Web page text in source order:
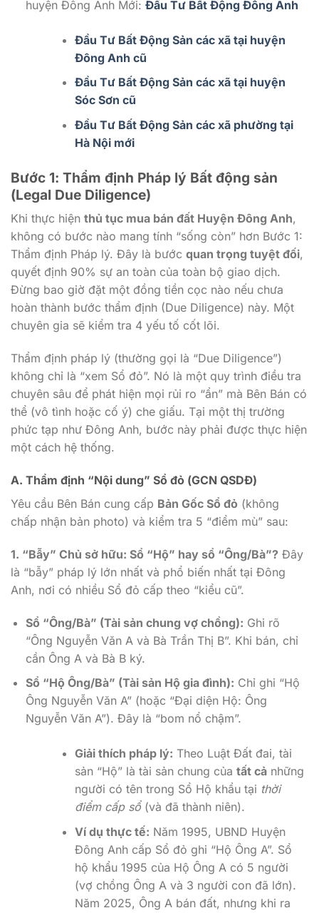
huyện Đông Anh Mới: Đầu Tư Bất Động Đông Anh
Đầu Tư Bất Động Sản các xã tại huyện
Đông Anh cũ
Đầu Tư Bất Động Sản các xã tại huyện
Sóc Sơn cũ
Đầu Tư Bất Động Sản các xã phường tại
Hà Nội mới
Bước 1: Thẩm định Pháp lý Bất động sản
(Legal Due Diligence)
Khi thực hiện thủ tục mua bán đất Huyện Đông Anh,
không có bước nào mang tính “sống còn” hơn Bước 1:
Thẩm định Pháp lý. Đây là bước quan trọng tuyệt đối,
quyết định 90% sự an toàn của toàn bộ giao dịch.
Đừng bao giờ đặt một đồng tiền cọc nào nếu chưa
hoàn thành bước thẩm định (Due Diligence) này. Một
chuyên gia sẽ kiểm tra 4 yếu tố cốt lõi.
Thẩm định pháp lý (thường gọi là “Due Diligence”)
không chỉ là “xem Sổ đỏ”. Nó là một quy trình điều tra
chuyên sâu để phát hiện mọi rủi ro “ẩn” mà Bên Bán có
thể (vô tình hoặc cố ý) che giấu. Tại một thị trường
phức tạp như Đông Anh, bước này phải được thực hiện
một cách hệ thống.
A. Thẩm định “Nội dung” Sổ đỏ (GCN QSDĐ)
Yêu cầu Bên Bán cung cấp Bản Gốc Sổ đỏ (không
chấp nhận bản photo) và kiểm tra 5 “điểm mù” sau:
1. “Bẫy” Chủ sở hữu: Sổ “Hộ” hay sổ “Ông/Bà”? Đây
là “bẫy” pháp lý lớn nhất và phổ biến nhất tại Đông
Anh, nơi có nhiều Sổ đỏ cấp theo “kiểu cũ”.
Sổ “Ông/Bà” (Tài sản chung vợ chồng): Ghi rõ
“Ông Nguyễn Văn A và Bà Trần Thị B”. Khi bán, chỉ
cần Ông A và Bà B ký.
Sổ “Hộ Ông/Bà” (Tài sản Hộ gia đình): Chỉ ghi “Hộ
Ông Nguyễn Văn A” (hoặc “Đại diện Hộ: Ông
Nguyễn Văn A”). Đây là “bom nổ chậm”.
Giải thích pháp lý: Theo Luật Đất đai, tài
sản “Hộ” là tài sản chung của tất cảnhững
người có tên trong Sổ Hộ khẩu tại thời
điểm cấp sổ(và đã thành niên).
Ví dụ thực tế: Năm 1995, UBND Huyện
Đông Anh cấp Sổ đỏ ghi “Hộ Ông A”. Sổ
hộ khẩu 1995 của Hộ Ông A có 5 người
(vợ chồng Ông A và 3 người con đã lớn).
Năm 2025, Ông A bán đất, nhưng khi ra